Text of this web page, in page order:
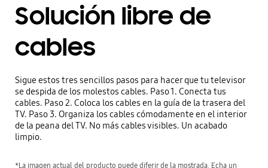
Solución libre de
cables
Sigue estos tres sencillos pasos para hacer que tu televisor
se despida de los molestos cables. Paso 1. Conecta tus
cables. Paso 2. Coloca los cables en la guía de la trasera del
TV. Paso 3. Organiza los cables cómodamente en el interior
de la peana del TV. No más cables visibles. Un acabado
limpio.
*La imagen actual del producto puede diferir de la mostrada. Echa un